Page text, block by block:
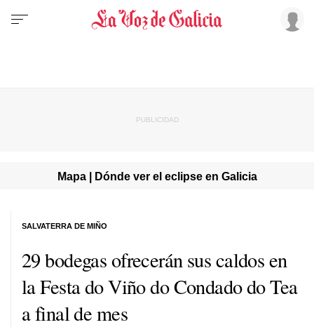
Mapa | Dónde ver el eclipse en Galicia
29 bodegas ofrecerán sus caldos en
la Festa do Viño do Condado do Tea
a final de mes
SALVATERRA DE MIÑO